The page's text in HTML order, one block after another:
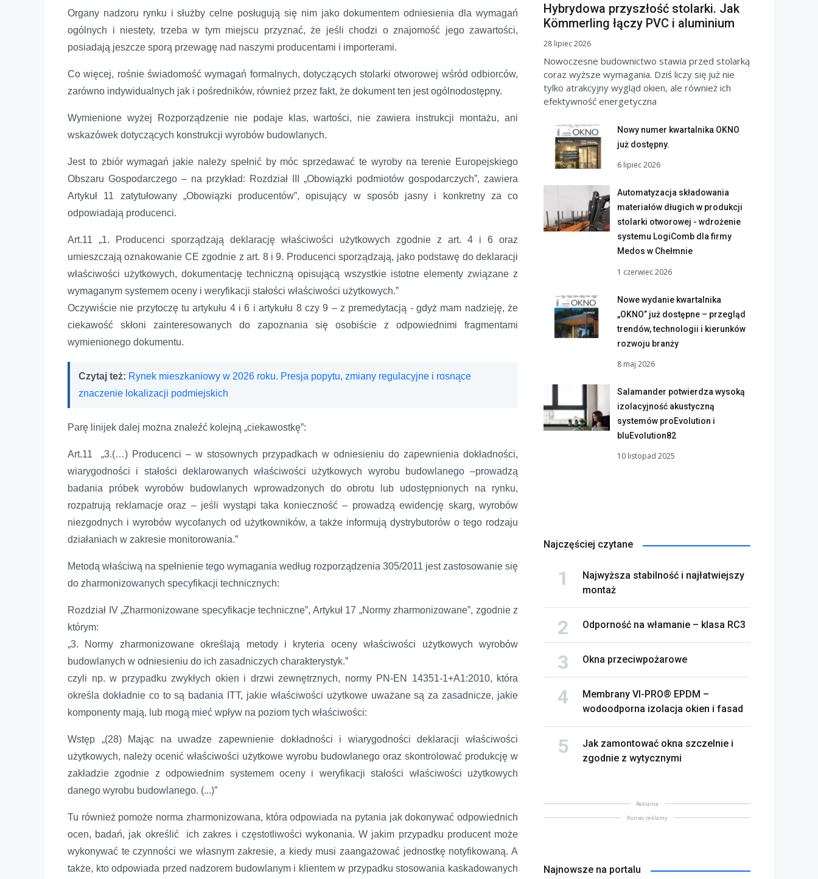
Organy nadzoru rynku i służby celne posługują się nim jako dokumentem odniesienia dla wymagań
ogólnych i niestety, trzeba w tym miejscu przyznać, że jeśli chodzi o znajomość jego zawartości,
posiadają jeszcze sporą przewagę nad naszymi producentami i importerami.
Co więcej, rośnie świadomość wymagań formalnych, dotyczących stolarki otworowej wśród odbiorców,
zarówno indywidualnych jak i pośredników, również przez fakt, że dokument ten jest ogólnodostępny.
Wymienione wyżej Rozporządzenie nie podaje klas, wartości, nie zawiera instrukcji montażu, ani
wskazówek dotyczących konstrukcji wyrobów budowlanych.
Jest to zbiór wymagań jakie należy spełnić by móc sprzedawać te wyroby na terenie Europejskiego
Obszaru Gospodarczego – na przykład: Rozdział III „Obowiązki podmiotów gospodarczych”, zawiera
Artykuł 11 zatytułowany „Obowiązki producentów”, opisujący w sposób jasny i konkretny za co
odpowiadają producenci.
Art.11 „1. Producenci sporządzają deklarację właściwości użytkowych zgodnie z art. 4 i 6 oraz
umieszczają oznakowanie CE zgodnie z art. 8 i 9. Producenci sporządzają, jako podstawę do deklaracji
właściwości użytkowych, dokumentację techniczną opisującą wszystkie istotne elementy związane z
wymaganym systemem oceny i weryfikacji stałości właściwości użytkowych.”
Oczywiście nie przytoczę tu artykułu 4 i 6 i artykułu 8 czy 9 – z premedytacją - gdyż mam nadzieję, że
ciekawość skłoni zainteresowanych do zapoznania się osobiście z odpowiednimi fragmentami
wymienionego dokumentu.
Czytaj też: Rynek mieszkaniowy w 2026 roku. Presja popytu, zmiany regulacyjne i rosnące
znaczenie lokalizacji podmiejskich
Parę linijek dalej można znaleźć kolejną „ciekawostkę”:
Art.11 „3.(…) Producenci – w stosownych przypadkach w odniesieniu do zapewnienia dokładności,
wiarygodności i stałości deklarowanych właściwości użytkowych wyrobu budowlanego –prowadzą
badania próbek wyrobów budowlanych wprowadzonych do obrotu lub udostępnionych na rynku,
rozpatrują reklamacje oraz – jeśli wystąpi taka konieczność – prowadzą ewidencję skarg, wyrobów
niezgodnych i wyrobów wycofanych od użytkowników, a także informują dystrybutorów o tego rodzaju
działaniach w zakresie monitorowania.”
Metodą właściwą na spełnienie tego wymagania według rozporządzenia 305/2011 jest zastosowanie się
do zharmonizowanych specyfikacji technicznych:
Rozdział IV „Zharmonizowane specyfikacje techniczne”, Artykuł 17 „Normy zharmonizowane”, zgodnie z
którym:
„3. Normy zharmonizowane określają metody i kryteria oceny właściwości użytkowych wyrobów
budowlanych w odniesieniu do ich zasadniczych charakterystyk.”
czyli np. w przypadku zwykłych okien i drzwi zewnętrznych, normy PN-EN 14351-1+A1:2010, która
określa dokładnie co to są badania ITT, jakie właściwości użytkowe uważane są za zasadnicze, jakie
komponenty mają, lub mogą mieć wpływ na poziom tych właściwości:
Wstęp „(28) Mając na uwadze zapewnienie dokładności i wiarygodności deklaracji właściwości
użytkowych, należy ocenić właściwości użytkowe wyrobu budowlanego oraz skontrolować produkcję w
zakładzie zgodnie z odpowiednim systemem oceny i weryfikacji stałości właściwości użytkowych
danego wyrobu budowlanego. (...)”
Tu również pomoże norma zharmonizowana, która odpowiada na pytania jak dokonywać odpowiednich
ocen, badań, jak określić ich zakres i częstotliwości wykonania. W jakim przypadku producent może
wykonywać te czynności we własnym zakresie, a kiedy musi zaangażować jednostkę notyfikowaną. A
także, kto odpowiada przed nadzorem budowlanym i klientem w przypadku stosowania kaskadowanych
Hybrydowa przyszłość stolarki. Jak
Kömmerling łączy PVC i aluminium
28 lipiec 2026
Nowoczesne budownictwo stawia przed stolarką
coraz wyższe wymagania. Dziś liczy się już nie
tylko atrakcyjny wygląd okien, ale również ich
efektywność energetyczna
Nowy numer kwartalnika OKNO
już dostępny.
6 lipiec 2026
Automatyzacja składowania
materiałów długich w produkcji
stolarki otworowej - wdrożenie
systemu LogiComb dla firmy
Medos w Chełmnie
1 czerwiec 2026
Nowe wydanie kwartalnika
„OKNO” już dostępne – przegląd
trendów, technologii i kierunków
rozwoju branży
8 maj 2026
Salamander potwierdza wysoką
izolacyjność akustyczną
systemów proEvolution i
bluEvolution82
10 listopad 2025
Najczęściej czytane
Najwyższa stabilność i najłatwiejszy
montaż
Odporność na włamanie – klasa RC3
Okna przeciwpożarowe
Membrany VI-PRO® EPDM –
wodoodporna izolacja okien i fasad
Jak zamontować okna szczelnie i
zgodnie z wytycznymi
Reklama
Koniec reklamy
Najnowsze na portalu